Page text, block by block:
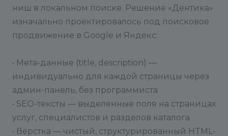
ниш в локальном поиске. Решение «Дентика»
изначально проектировалось под поисковое
продвижение в Google и Яндекс:
• Мета-данные (title, description) —
индивидуально для каждой страницы через
админ-панель, без программиста
• SEO-тексты — выделенные поля на страницах
услуг, специалистов и разделов каталога
• Вёрстка — чистый, структурированный HTML-